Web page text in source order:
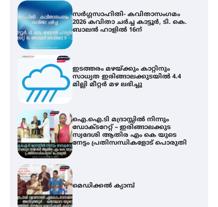
ഇടത്തരം മഴയ്ക്കും കാറ്റിനും
സാധ്യത ഇരിങ്ങാലക്കുടയിൽ 4.4
മില്ലി മീറ്റർ മഴ ലഭിച്ചു
ഐ.ഐ.ടി മദ്രാസ്സിൽ നിന്നും
ഡോക്ടറേറ്റ് – ഇരിങ്ങാലക്കുട
സ്വദേശി ആതിര എം കെ യുടെ
നേട്ടം പ്രതിസന്ധികളോട് പൊരുതി
മെഡിക്കൽ ക്യാമ്പ്
സെന്റ് ജോസഫ്സ് കോളജ്
കോമേഴ്‌സ് അസോസിയേഷന്
തുടക്കമായി